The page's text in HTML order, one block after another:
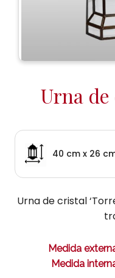
Urna de
40 cm x 26
Urna de cristal
Medida
Medida